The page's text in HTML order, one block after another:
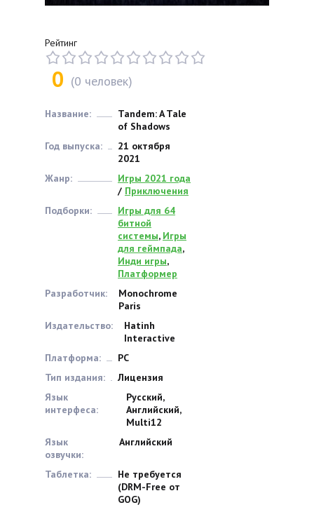
Рейтинг
0 (0 человек)
Название:
Tandem: A Tale
of Shadows
Год выпуска:
21 октября
2021
Жанр:
Игры 2021 года
/ Приключения
Подборки:
Игры для 64
битной
системы, Игры
для геймпада,
Инди игры,
Платформер
Разработчик:
Monochrome
Paris
Издательство:
Hatinh
Interactive
Платформа:
PC
Тип издания:
Лицензия
Язык
интерфеса:
Русский,
Английский,
Multi12
Язык
озвучки:
Английский
Таблетка:
Не требуется
(DRM-Free от
GOG)